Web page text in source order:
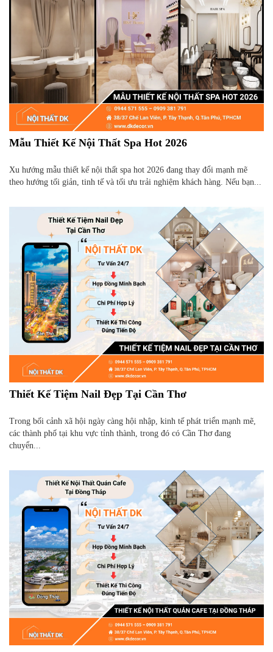
Mẫu Thiết Kế Nội Thất Spa Hot 2026
Xu hướng mẫu thiết kế nội thất spa hot 2026 đang thay đổi mạnh mẽ
theo hướng tối giản, tinh tế và tối ưu trải nghiệm khách hàng. Nếu bạn...
Thiết Kế Tiệm Nail Đẹp Tại Cần Thơ
Trong bối cảnh xã hội ngày càng hội nhập, kinh tế phát triển mạnh mẽ,
các thành phố tại khu vực tỉnh thành, trong đó có Cần Thơ đang
chuyển...